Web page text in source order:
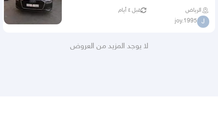
الرياض قبل ٤ أيام
J
joy.1995
لا يوجد المزيد من العروض